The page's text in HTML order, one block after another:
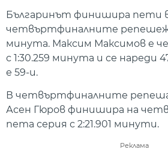
Българинът финишира пети
четвъртфиналните репешежи
минута. Максим Максимов е
с 1:30.259 минута и се нареди
е 59-и.
В четвъртфиналните
Асен Гюров финишира на
пета серия с 2:21.901 минути.
Реклама